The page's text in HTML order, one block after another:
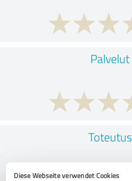
Diese Webseite verwendet Cookies
Palvelut
Toteutus